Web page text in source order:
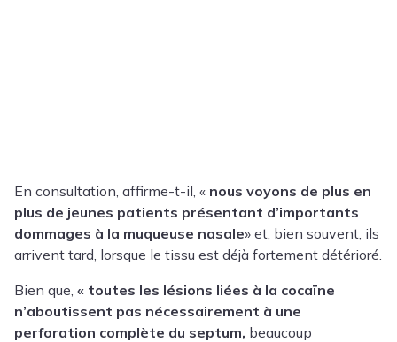
En consultation, affirme-t-il, « nous voyons de plus en
plus de jeunes patients présentant d’importants
dommages à la muqueuse nasale» et, bien souvent, ils
arrivent tard, lorsque le tissu est déjà fortement détérioré.
Bien que, « toutes les lésions liées à la cocaïne
n’aboutissent pas nécessairement à une
perforation complète du septum, beaucoup